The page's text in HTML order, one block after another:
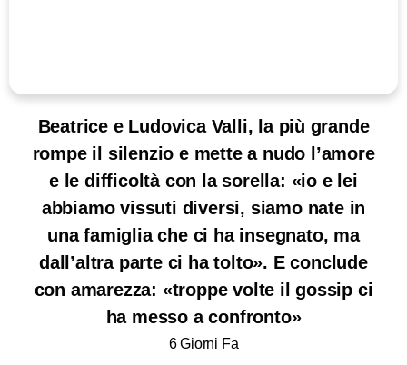
Beatrice e Ludovica Valli, la più grande
rompe il silenzio e mette a nudo l’amore
e le difficoltà con la sorella: «io e lei
abbiamo vissuti diversi, siamo nate in
una famiglia che ci ha insegnato, ma
dall’altra parte ci ha tolto». E conclude
con amarezza: «troppe volte il gossip ci
ha messo a confronto»
6 Giorni Fa